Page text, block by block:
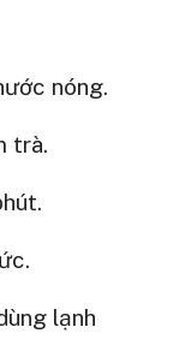
nóng.
trà.
lạnh